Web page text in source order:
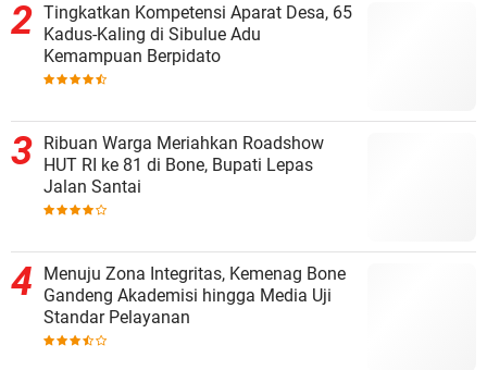
Tingkatkan Kompetensi Aparat Desa, 65
Kadus-Kaling di Sibulue Adu
Kemampuan Berpidato
Ribuan Warga Meriahkan Roadshow
HUT RI ke 81 di Bone, Bupati Lepas
Jalan Santai
Menuju Zona Integritas, Kemenag Bone
Gandeng Akademisi hingga Media Uji
Standar Pelayanan